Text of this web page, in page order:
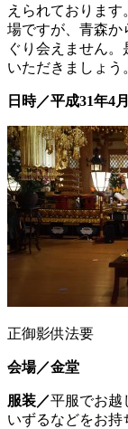
えられておりま
場ですが、青森か
ぐり会えません
いただきましょう
日時／平成31年4
正御影供法要
会場／金堂
服装／平服でお越
いずるなどをお持